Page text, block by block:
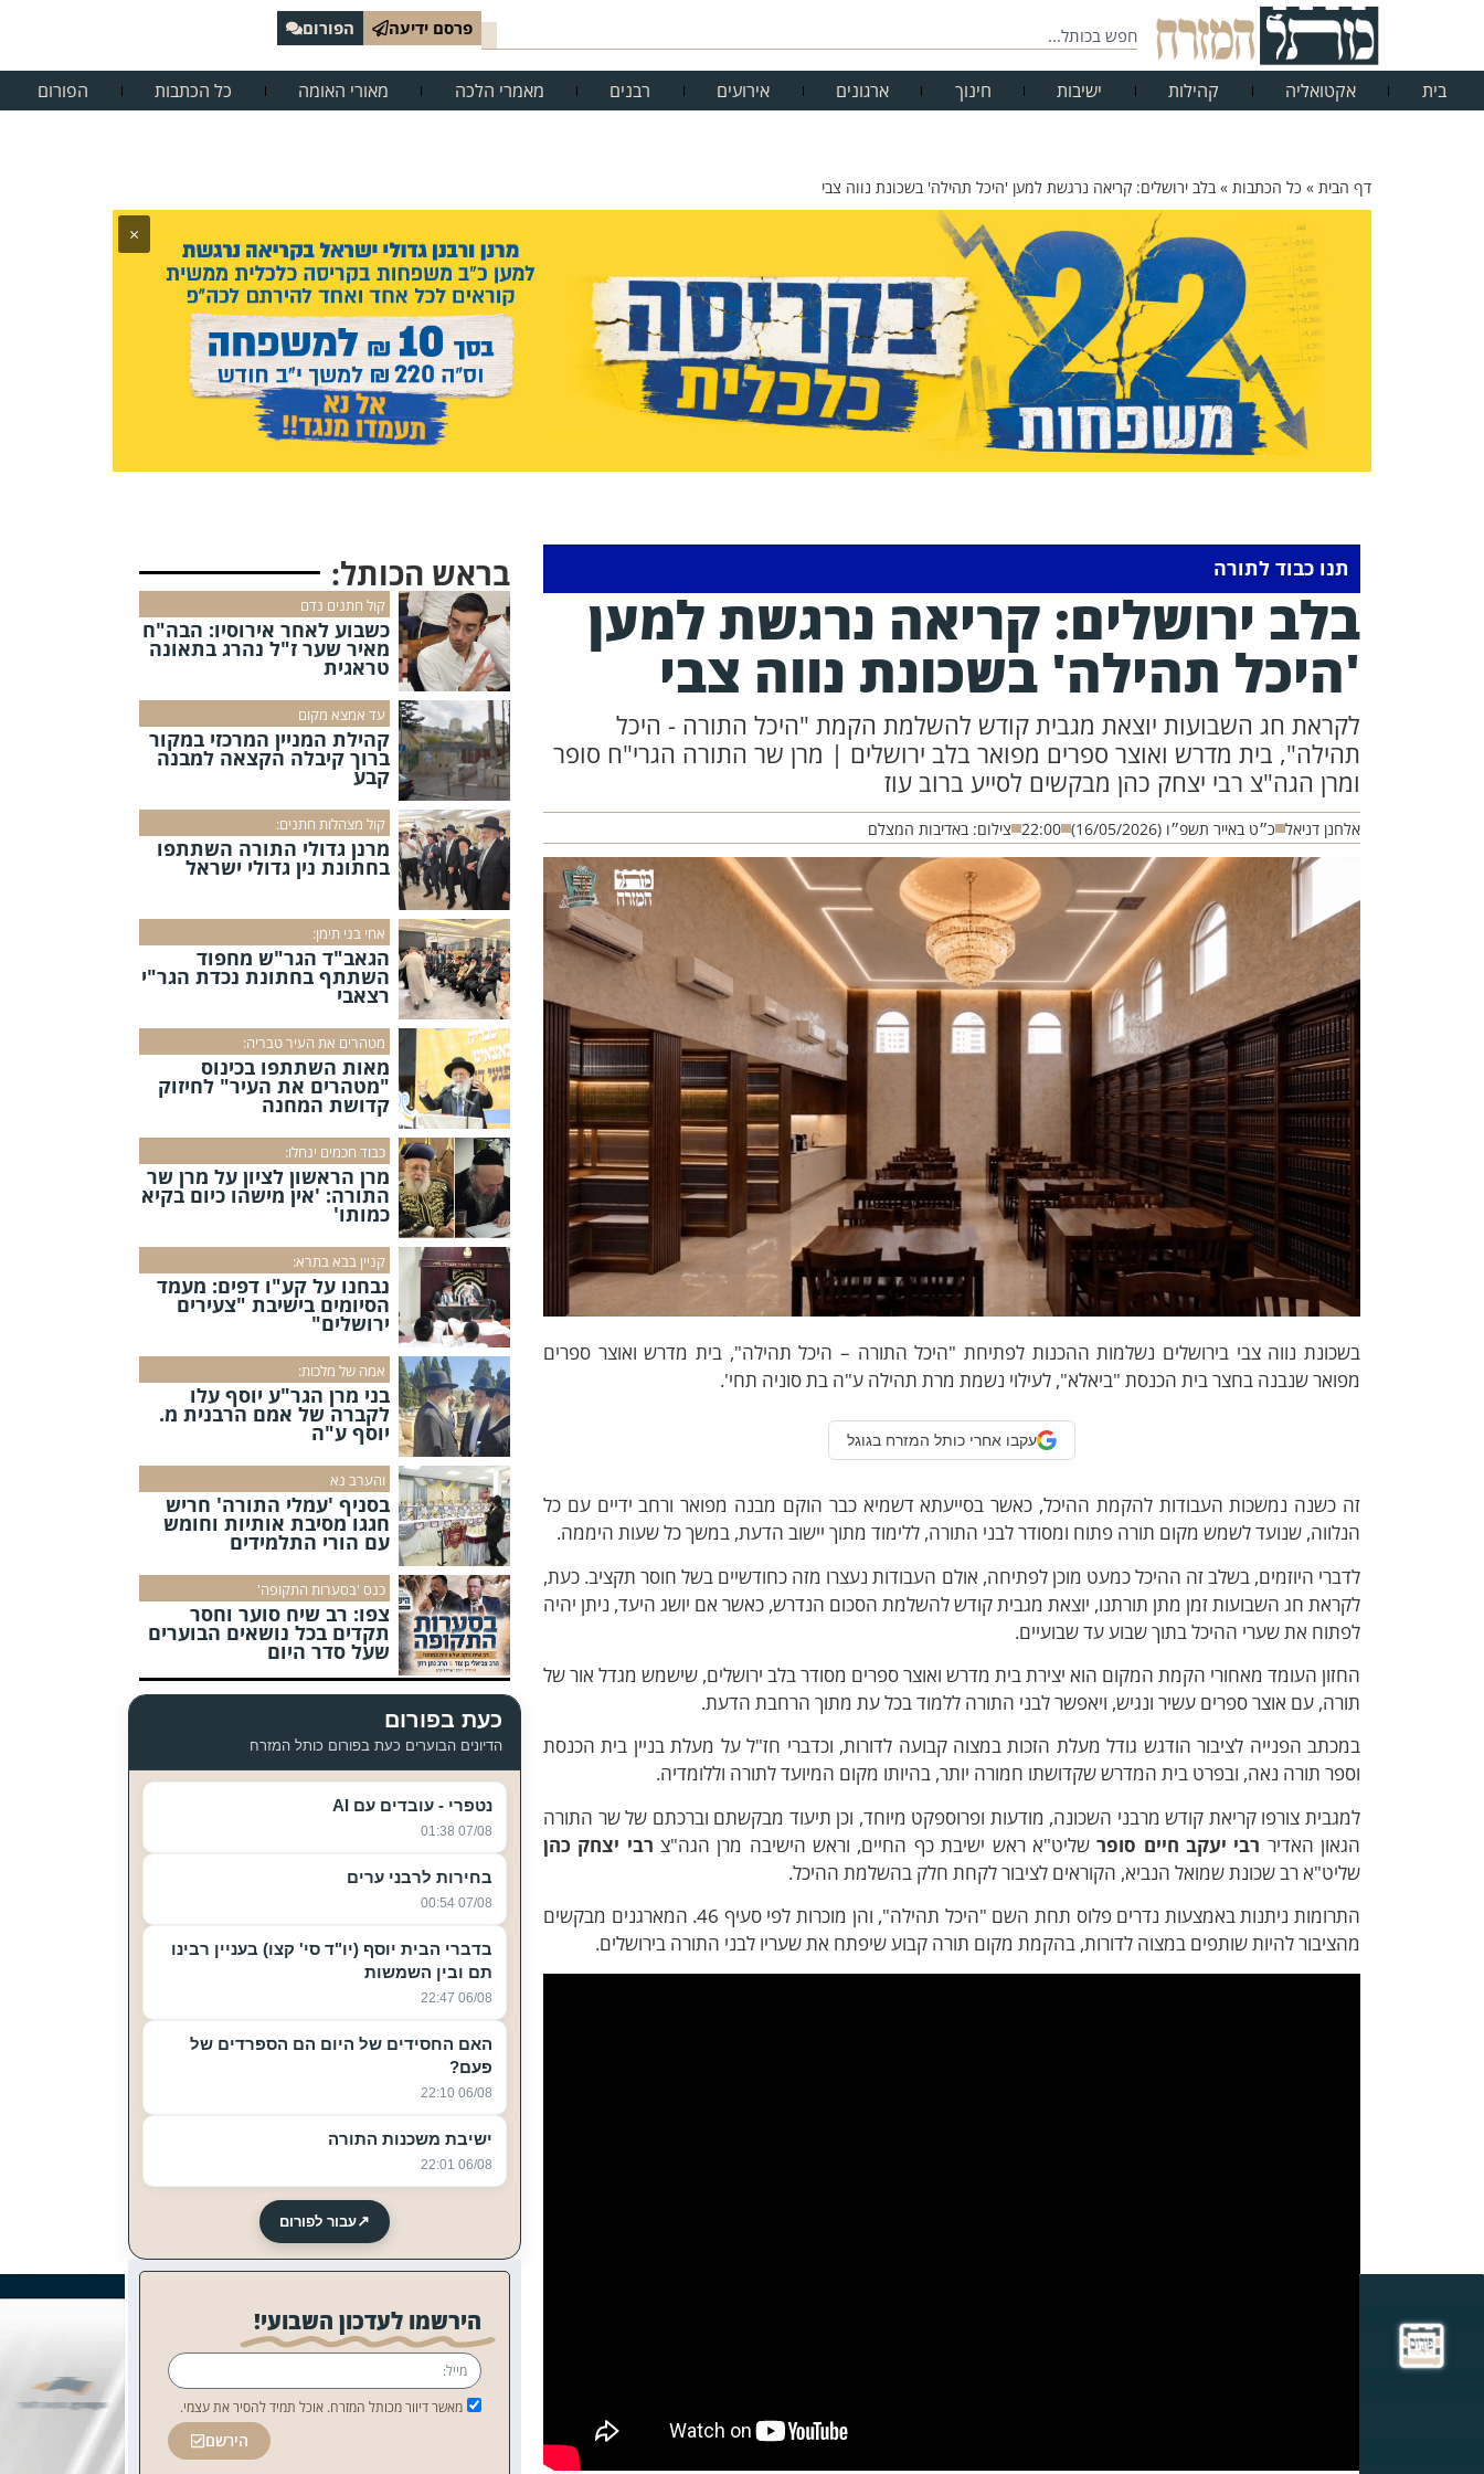
פרסם ידיעה הפורום
בית אקטואליה קהילות ישיבות חינוך ארגונים אירועים רבנים מאמרי הלכה מאורי האומה כל הכתבות הפורום
דף הבית » כל הכתבות » בלב ירושלים: קריאה נרגשת למען 'היכל תהילה' בשכונת נווה צבי
×
תנו כבוד לתורה
בלב ירושלים: קריאה נרגשת למען
'היכל תהילה' בשכונת נווה צבי
לקראת חג השבועות יוצאת מגבית קודש להשלמת הקמת "היכל התורה - היכל
תהילה", בית מדרש ואוצר ספרים מפואר בלב ירושלים | מרן שר התורה הגרי"ח סופר
ומרן הגה"צ רבי יצחק כהן מבקשים לסייע ברוב עוז
אלחנן דניאל כ״ט באייר תשפ״ו (16/05/2026) 22:00 צילום: באדיבות המצלם
בשכונת נווה צבי בירושלים נשלמות ההכנות לפתיחת "היכל התורה – היכל תהילה", בית מדרש ואוצר ספרים
מפואר שנבנה בחצר בית הכנסת "ביאלא", לעילוי נשמת מרת תהילה ע"ה בת סוניה תחי'.
עקבו אחרי כותל המזרח בגוגל
זה כשנה נמשכות העבודות להקמת ההיכל, כאשר בסייעתא דשמיא כבר הוקם מבנה מפואר ורחב ידיים עם כל
הנלווה, שנועד לשמש מקום תורה פתוח ומסודר לבני התורה, ללימוד מתוך יישוב הדעת, במשך כל שעות היממה.
לדברי היוזמים, בשלב זה ההיכל כמעט מוכן לפתיחה, אולם העבודות נעצרו מזה כחודשיים בשל חוסר תקציב. כעת,
לקראת חג השבועות זמן מתן תורתנו, יוצאת מגבית קודש להשלמת הסכום הנדרש, כאשר אם יושג היעד, ניתן יהיה
לפתוח את שערי ההיכל בתוך שבוע עד שבועיים.
החזון העומד מאחורי הקמת המקום הוא יצירת בית מדרש ואוצר ספרים מסודר בלב ירושלים, שישמש מגדל אור של
תורה, עם אוצר ספרים עשיר ונגיש, ויאפשר לבני התורה ללמוד בכל עת מתוך הרחבת הדעת.
במכתב הפנייה לציבור הודגש גודל מעלת הזכות במצוה קבועה לדורות, וכדברי חז"ל על מעלת בניין בית הכנסת
וספר תורה נאה, ובפרט בית המדרש שקדושתו חמורה יותר, בהיותו מקום המיועד לתורה וללומדיה.
למגבית צורפו קריאת קודש מרבני השכונה, מודעות ופרוספקט מיוחד, וכן תיעוד מבקשתם וברכתם של שר התורה
הגאון האדיר רבי יעקב חיים סופרשליט"א ראש ישיבת כף החיים, וראש הישיבה מרן הגה"צ רבי יצחק כהן
שליט"א רב שכונת שמואל הנביא, הקוראים לציבור לקחת חלק בהשלמת ההיכל.
התרומות ניתנות באמצעות נדרים פלוס תחת השם "היכל תהילה", והן מוכרות לפי סעיף 46. המארגנים מבקשים
מהציבור להיות שותפים במצוה לדורות, בהקמת מקום תורה קבוע שיפתח את שעריו לבני התורה בירושלים.
בראש הכותל:
קול חתנים נדם
כשבוע לאחר אירוסיו: הבה"ח
מאיר שער ז"ל נהרג בתאונה
טראגית
עד אמצא מקום
קהילת המניין המרכזי במקור
ברוך קיבלה הקצאה למבנה
קבע
קול מצהלות חתנים:
מרנן גדולי התורה השתתפו
בחתונת נין גדולי ישראל
אחי בני תימן:
הגאב"ד הגר"ש מחפוד
השתתף בחתונת נכדת הגר"י
רצאבי
מטהרים את העיר טבריה:
מאות השתתפו בכינוס
"מטהרים את העיר" לחיזוק
קדושת המחנה
כבוד חכמים ינחלו:
מרן הראשון לציון על מרן שר
התורה: 'אין מישהו כיום בקיא
כמותו'
קניין בבא בתרא:
נבחנו על קע"ו דפים: מעמד
הסיומים בישיבת "צעירים
ירושלים"
אמה של מלכות:
בני מרן הגר"ע יוסף עלו
לקברה של אמם הרבנית מ.
יוסף ע"ה
והערב נא
בסניף 'עמלי התורה' חריש
חגגו מסיבת אותיות וחומש
עם הורי התלמידים
כנס 'בסערות התקופה'
צפו: רב שיח סוער וחסר
תקדים בכל נושאים הבוערים
שעל סדר היום
כעת בפורום
הדיונים הבוערים כעת בפורום כותל המזרח
נטפרי - עובדים עם AI
07/08 01:38
בחירות לרבני ערים
07/08 00:54
בדברי הבית יוסף (יו"ד סי' קצו) בעניין רבינו
תם ובין השמשות
06/08 22:47
האם החסידים של היום הם הספרדים של
פעם?
06/08 22:10
ישיבת משכנות התורה
06/08 22:01
↗עבור לפורום
הירשמו לעדכון השבועי!
מאשר דיוור מכותל המזרח. אוכל תמיד להסיר את עצמי.
הירשם